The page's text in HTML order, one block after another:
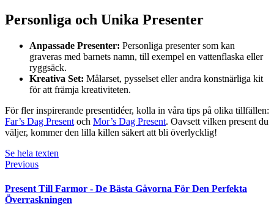
Personliga och Unika Presenter
Anpassade Presenter: Personliga presenter som kan
graveras med barnets namn, till exempel en vattenflaska eller
ryggsäck.
Kreativa Set: Målarset, pysselset eller andra konstnärliga kit
för att främja kreativiteten.
För fler inspirerande presentidéer, kolla in våra tips på olika tillfällen:
Far’s Dag Present och Mor’s Dag Present. Oavsett vilken present du
väljer, kommer den lilla killen säkert att bli överlycklig!
Se hela texten
Previous
Present Till Farmor - De Bästa Gåvorna För Den Perfekta
Överraskningen